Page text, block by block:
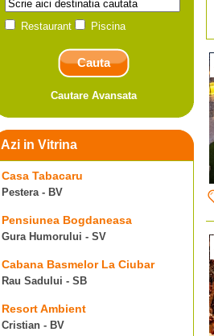
Restaurant Piscina
Cautare Avansata
Azi in Vitrina
Casa Tabacaru
Pestera - BV
Pensiunea Bogdaneasa
Gura Humorului - SV
Cabana Basmelor La Ciubar
Rau Sadului - SB
Resort Ambient
Cristian - BV